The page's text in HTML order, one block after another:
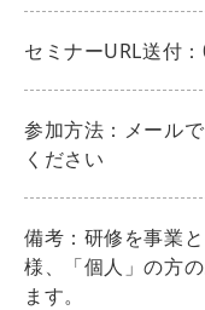
セミナーURL送付
参加方法：メール
ください
備考：研修を事業
様、「個人」の方
ます。